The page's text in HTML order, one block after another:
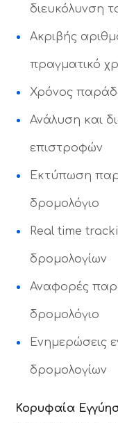
διευκόλυνση
Ακριβής
πραγματικό
Χρόνος
Ανάλυση και
επιστροφών
Εκτύπωση
δρομολόγιο
Real time
δρομολογίων
Αναφορές
δρομολόγιο
Ενημερώσεις
δρομολογίων
Κορυφαία